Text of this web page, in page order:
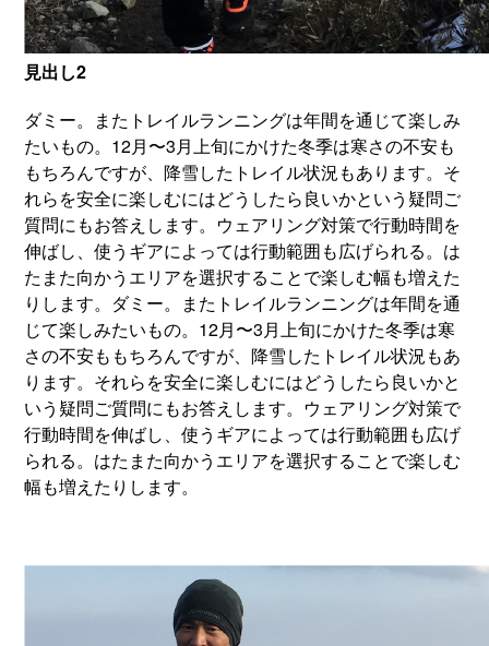
見出し2
ダミー。またトレイルランニングは年間を通じて楽しみ
たいもの。12月〜3月上旬にかけた冬季は寒さの不安も
もちろんですが、降雪したトレイル状況もあります。そ
れらを安全に楽しむにはどうしたら良いかという疑問ご
質問にもお答えします。ウェアリング対策で行動時間を
伸ばし、使うギアによっては行動範囲も広げられる。は
たまた向かうエリアを選択することで楽しむ幅も増えた
りします。ダミー。またトレイルランニングは年間を通
じて楽しみたいもの。12月〜3月上旬にかけた冬季は寒
さの不安ももちろんですが、降雪したトレイル状況もあ
ります。それらを安全に楽しむにはどうしたら良いかと
いう疑問ご質問にもお答えします。ウェアリング対策で
行動時間を伸ばし、使うギアによっては行動範囲も広げ
られる。はたまた向かうエリアを選択することで楽しむ
幅も増えたりします。